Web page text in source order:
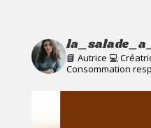
📘 Autrice 💻
Consommation